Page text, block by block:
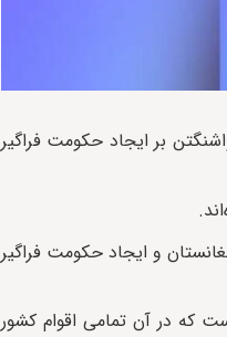
بر ایجاد حکومت فراگیر
و ایجاد حکومت فراگیر
که در آن تمامی اقوام کشور